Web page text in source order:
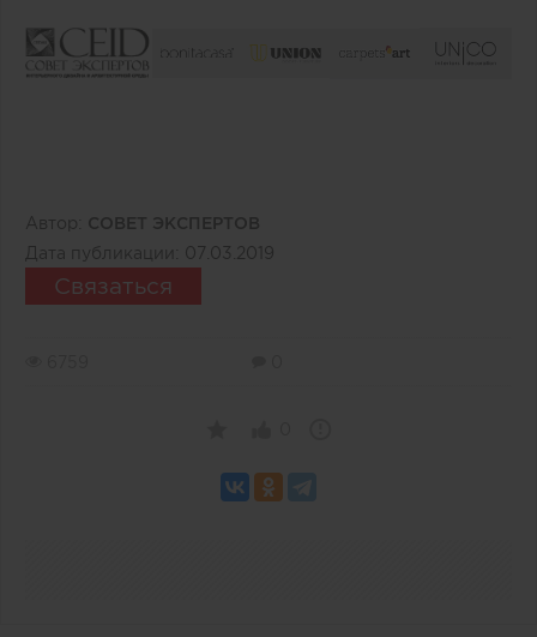
Автор: СОВЕТ ЭКСПЕРТОВ
Дата публикации: 07.03.2019
Связаться